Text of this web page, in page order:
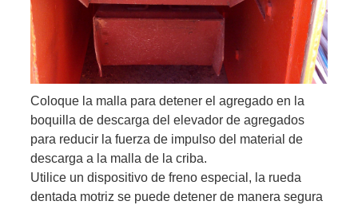
Coloque la malla para detener el agregado en la
boquilla de descarga del elevador de agregados
para reducir la fuerza de impulso del material de
descarga a la malla de la criba.
Utilice un dispositivo de freno especial, la rueda
dentada motriz se puede detener de manera segura